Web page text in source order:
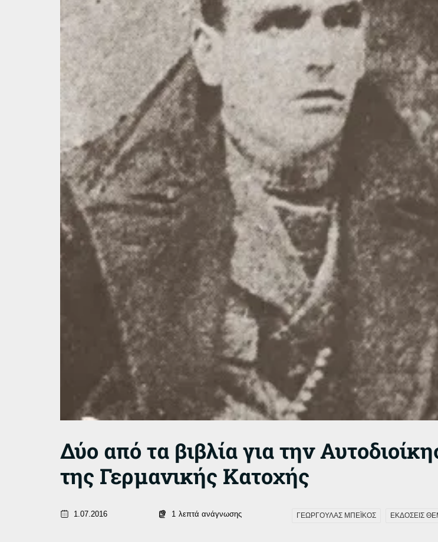
Δύο από τα βιβλία για την
της Γερμανικής Κατοχής
1.07.2016 1 λεπτά ανάγνωσης ΓΕΩΡΓΟΥΛΑΣ ΜΠΕΪΚΟΣ ΕΚΔΟΣΕΙΣ